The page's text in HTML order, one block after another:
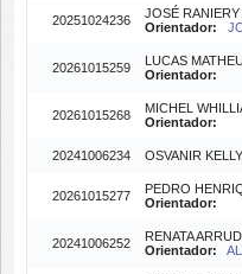
20251024236
JOSÉ
Orientador:
20261015259
LUCAS
Orientador:
20261015268
MICHEL
Orientador:
20241006234 OSVANIR
20261015277
PEDRO
Orientador:
20241006252
RENATA
Orientador: